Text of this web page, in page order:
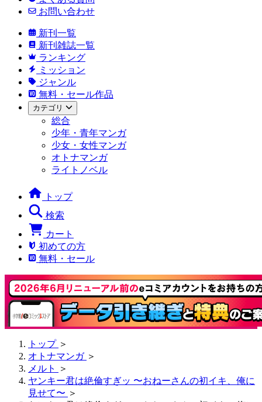
お問い合わせ
新刊一覧
新刊雑誌一覧
ランキング
ミッション
ジャンル
無料・セール作品
カテゴリ
総合
少年・青年マンガ
少女・女性マンガ
オトナマンガ
ライトノベル
トップ
検索
カート
初めての方
無料・セール
トップ ＞
オトナマンガ ＞
メルト
＞
ヤンキー君は絶倫すぎッ 〜おねーさんの初イキ、俺に
見せて〜 ＞